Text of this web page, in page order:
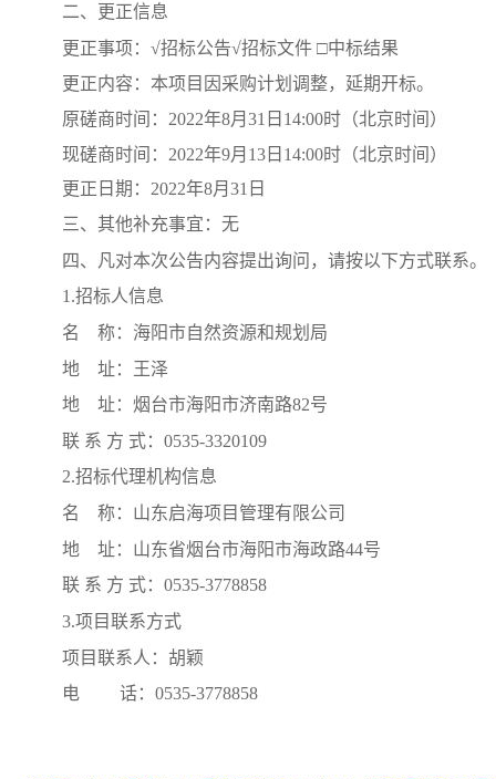
二、更正信息
更正事项： √招标公告√招标文件 □中标结果
更正内容：本项目因采购计划调整，延期开标。
原磋商时间： 2022年8月31日14:00时（北京时间）
现磋商时间： 2022年9月13日14:00时（北京时间）
更正日期： 2022年8月31日
三、其他补充事宜：无
四、凡对本次公告内容提出询问，请按以下方式联系。
1.招标人信息
名
称：海阳市自然资源和规划局
地
址：王泽
地
址：烟台市海阳市济南路82号
联 系 方 式： 0535-3320109
2.招标代理机构信息
名
称：山东启海项目管理有限公司
地
址：山东省烟台市海阳市海政路44号
联 系 方 式： 0535-3778858
3.项目联系方式
项目联系人：胡颖
电
话： 0535-3778858